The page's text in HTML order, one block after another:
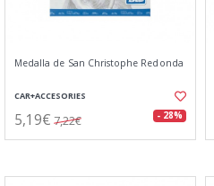
Medalla de San Christophe Redonda
CAR+ACCESORIES
5,19€ 7,22€ - 28%